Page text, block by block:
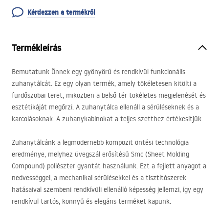
Kérdezzen a termékről
Termékleírás
Bemutatunk Önnek egy gyönyörű és rendkívül funkcionális
zuhanytálcát. Ez egy olyan termék, amely tökéletesen kitölti a
fürdőszobai teret, miközben a belső tér tökéletes megjelenését és
esztétikáját megőrzi. A zuhanytálca ellenáll a sérüléseknek és a
karcolásoknak. A zuhanykabinokat a teljes szetthez értékesítjük.
Zuhanytálcánk a legmodernebb kompozit öntési technológia
eredménye, melyhez üvegszál erősítésű Smc (Sheet Molding
Compound) poliészter gyantát használunk. Ezt a fejlett anyagot a
nedvességgel, a mechanikai sérülésekkel és a tisztítószerek
hatásaival szembeni rendkívüli ellenálló képesség jellemzi, így egy
rendkívül tartós, könnyű és elegáns terméket kapunk.